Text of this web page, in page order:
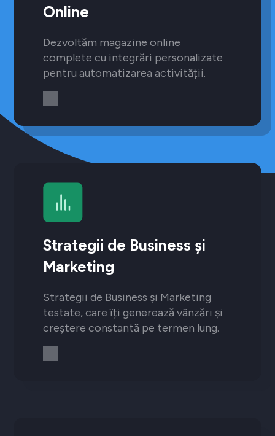
Online
Dezvoltăm magazine online
complete cu integrări personalizate
pentru automatizarea activității.
Strategii de Business și
Marketing
Strategii de Business și Marketing
testate, care îți generează vânzări și
creștere constantă pe termen lung.